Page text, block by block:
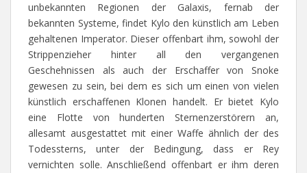
unbekannten Regionen der Galaxis, fernab der
bekannten Systeme, findet Kylo den künstlich am Leben
gehaltenen Imperator. Dieser offenbart ihm, sowohl der
Strippenzieher hinter all den vergangenen
Geschehnissen als auch der Erschaffer von Snoke
gewesen zu sein, bei dem es sich um einen von vielen
künstlich erschaffenen Klonen handelt. Er bietet Kylo
eine Flotte von hunderten Sternenzerstörern an,
allesamt ausgestattet mit einer Waffe ähnlich der des
Todessterns, unter der Bedingung, dass er Rey
vernichten solle. Anschließend offenbart er ihm deren